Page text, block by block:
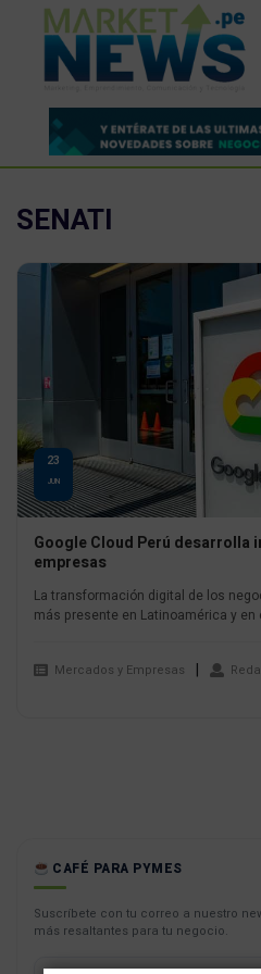
SENATI
23
JUN
Google Cloud Perú
empresas
La transformación digital de los
más presente en Latinoamérica y en
Mercados y Empresas
CAFÉ PARA PYMES
Suscríbete con tu correo a nuestro
más resaltantes para tu negocio.